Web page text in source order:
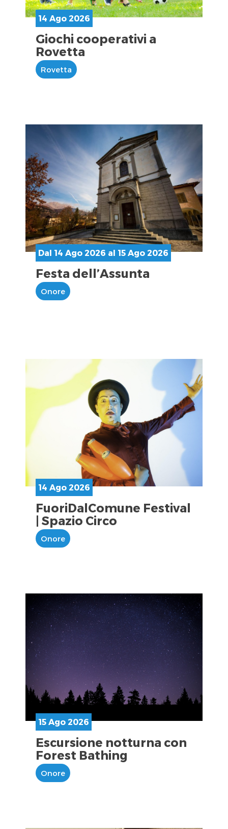
14 Ago 2026
Giochi cooperativi a
Rovetta
Rovetta
Dal 14 Ago 2026 al 15 Ago 2026
Festa dell’Assunta
Onore
14 Ago 2026
FuoriDalComune Festival
| Spazio Circo
Onore
15 Ago 2026
Escursione notturna con
Forest Bathing
Onore